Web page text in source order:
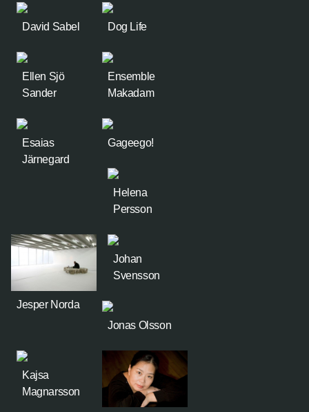
David Sabel Dog Life
Ellen Sjö
Sander
Ensemble
Makadam
Esaias
Järnegard
Gageego!
Helena
Persson
Jesper Norda
Johan
Svensson
Jonas Olsson
Kajsa
Magnarsson